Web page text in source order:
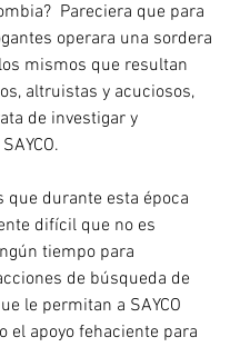
Pareciera que para
operara una sordera
mismos que resultan
altruistas y acuciosos,
de investigar y
que durante esta época
difícil que no es
tiempo para
de búsqueda de
le permitan a SAYCO
el apoyo fehaciente para